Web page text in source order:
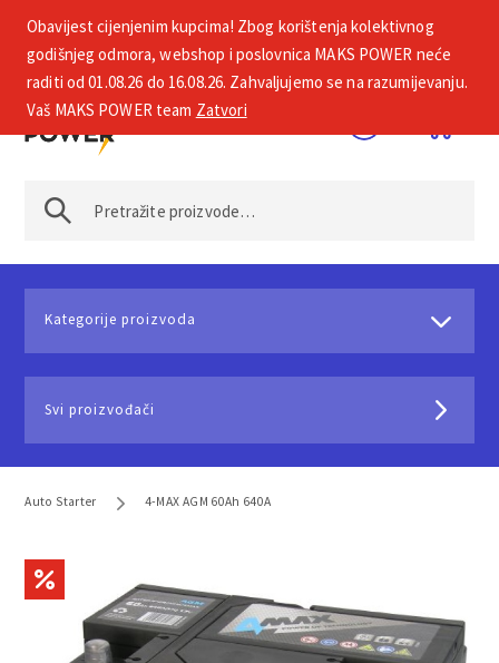
+385 1 2002 575
Kategorije proizvoda
Svi proizvođači
Auto Starter 4-MAX AGM 60Ah 640A
Obavijest cijenjenim kupcima! Zbog korištenja kolektivnog
godišnjeg odmora, webshop i poslovnica MAKS POWER neće
raditi od 01.08.26 do 16.08.26. Zahvaljujemo se na razumijevanju.
Vaš MAKS POWER team Zatvori